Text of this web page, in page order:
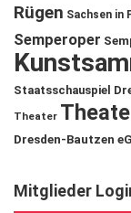
Rügen Sachsen in
Semperoper
Staatsschauspiel
Theater
Dresden-Bautzen eG
Mitglieder